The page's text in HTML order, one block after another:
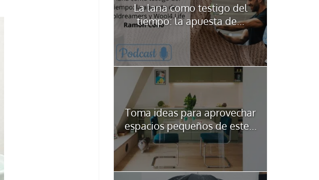
La lana como testigo del
tiempo: la apuesta de...
Toma ideas para aprovechar
espacios pequeños de este...